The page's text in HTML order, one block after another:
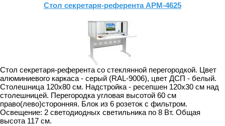
Стол секретаря-референта АРМ-4625
Стол секретаря-референта со стеклянной перегородкой. Цвет
алюминиевого каркаса - серый (RAL-9006), цвет ДСП - белый.
Столешница 120х80 см. Надстройка - ресепшен 120х30 см над
столешницей. Перегородка угловая высотой 60 см
право(лево)сторонняя. Блок из 6 розеток с фильтром.
Освещение: 2 светодиодных светильника по 8 Вт. Общая
высота 117 см.